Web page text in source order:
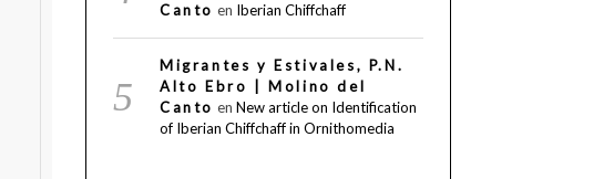
Canto en Iberian Chiffchaff
Migrantes y Estivales, P.N.
Alto Ebro | Molino del
Canto en New article on Identification
of Iberian Chiffchaff in Ornithomedia